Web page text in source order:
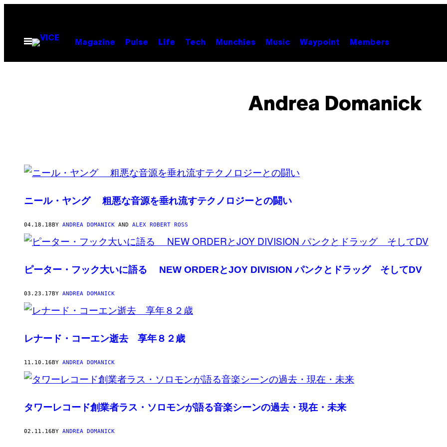
contentOpen
Menu
Magazine Pulse Life Tech Munchies Music Waypoint Members
Andrea Domanick
POSTS
THIS
AUTHOR
ニール・ヤング 粗悪な音源を垂れ流すテクノロジーとの闘い
04.18.18 BY ANDREA DOMANICK AND ALEX ROBERT ROSS
ピーター・フック大いに語る NEW ORDERとJOY DIVISION パンクとドラッグ そしてDV
03.23.17 BY ANDREA DOMANICK
レナード・コーエン逝去 享年８２歳
11.10.16 BY ANDREA DOMANICK
タワーレコード創業者ラス・ソロモンが語る音楽シーンの過去・現在・未来
02.11.16 BY ANDREA DOMANICK